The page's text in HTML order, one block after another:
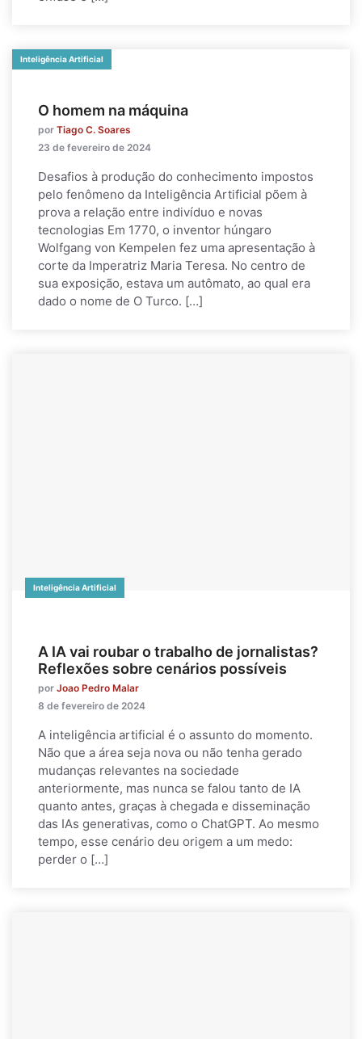
Inteligência Artificial
O homem na máquina
por Tiago C. Soares
23 de fevereiro de 2024
Desafios à produção do conhecimento impostos
pelo fenômeno da Inteligência Artificial põem à
prova a relação entre indivíduo e novas
tecnologias Em 1770, o inventor húngaro
Wolfgang von Kempelen fez uma apresentação à
corte da Imperatriz Maria Teresa. No centro de
sua exposição, estava um autômato, ao qual era
dado o nome de O Turco. […]
Inteligência Artificial
A IA vai roubar o trabalho de jornalistas?
Reflexões sobre cenários possíveis
por Joao Pedro Malar
8 de fevereiro de 2024
A inteligência artificial é o assunto do momento.
Não que a área seja nova ou não tenha gerado
mudanças relevantes na sociedade
anteriormente, mas nunca se falou tanto de IA
quanto antes, graças à chegada e disseminação
das IAs generativas, como o ChatGPT. Ao mesmo
tempo, esse cenário deu origem a um medo:
perder o […]